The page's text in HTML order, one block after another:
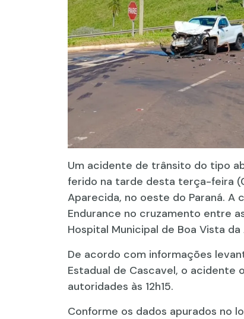
Um acidente de trânsito do tipo
ferido na tarde desta terça-feira
Aparecida, no oeste do Paraná. A
Endurance no cruzamento entre
Hospital Municipal de Boa Vista
De acordo com informações
Estadual de Cascavel, o acidente
autoridades às 12h15.
Conforme os dados apurados no